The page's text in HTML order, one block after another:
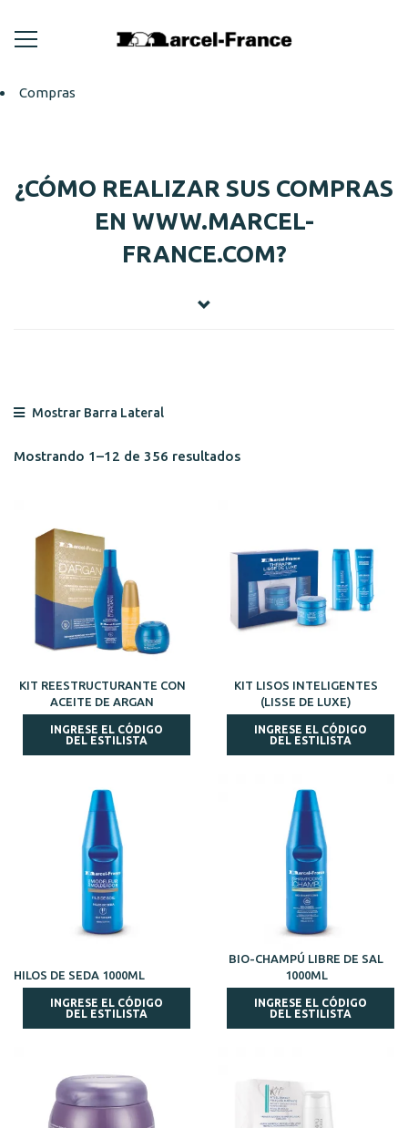
Compras
¿CÓMO REALIZAR SUS COMPRAS
EN WWW.MARCEL-
FRANCE.COM?
Mostrar Barra Lateral
Mostrando 1–12 de 356 resultados
KIT REESTRUCTURANTE CON
ACEITE DE ARGAN
INGRESE EL CÓDIGO
DEL ESTILISTA
KIT LISOS INTELIGENTES
(LISSE DE LUXE)
INGRESE EL CÓDIGO
DEL ESTILISTA
HILOS DE SEDA 1000ML
INGRESE EL CÓDIGO
DEL ESTILISTA
BIO-CHAMPÚ LIBRE DE SAL
1000ML
INGRESE EL CÓDIGO
DEL ESTILISTA